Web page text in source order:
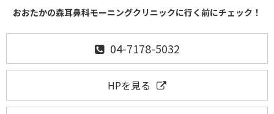
おおたかの森耳鼻科モーニングクリニックに行く前にチェック！
04-7178-5032
HPを見る